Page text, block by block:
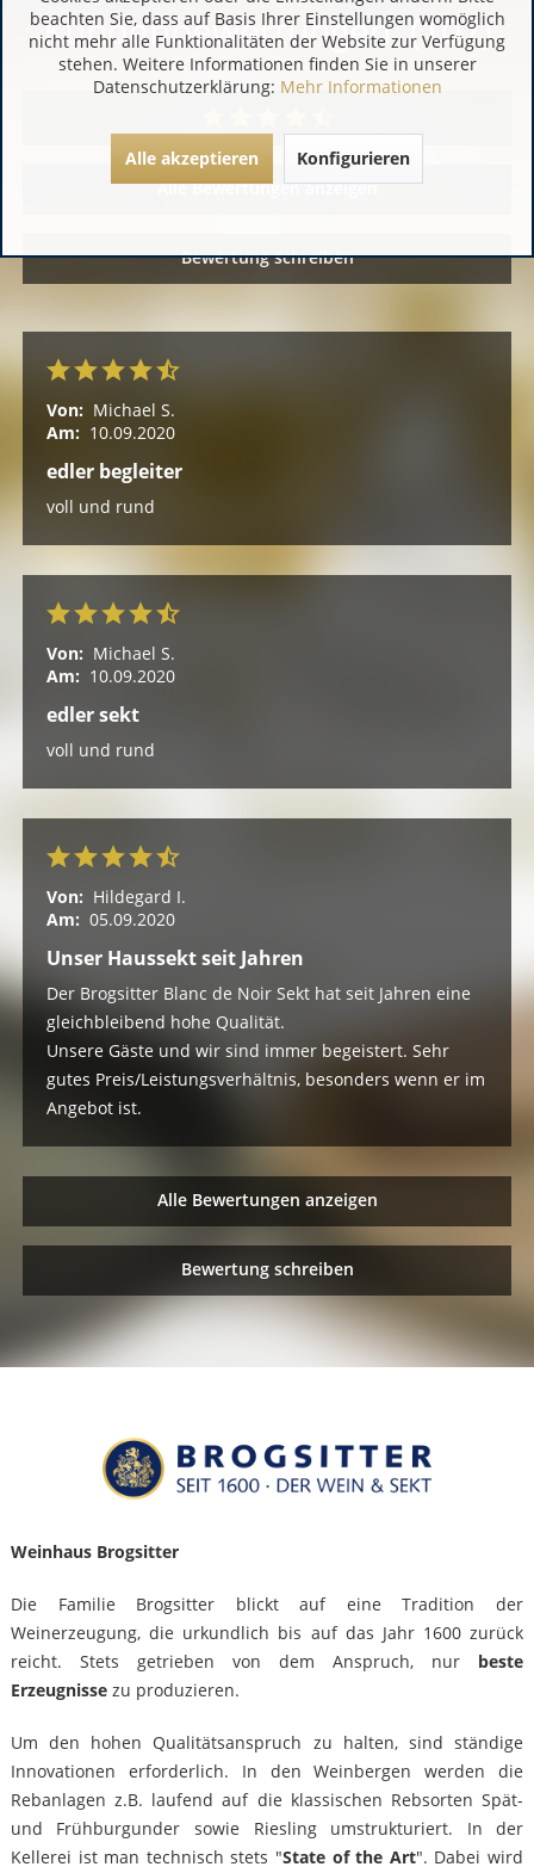
Kundenbewertungen (107)
Alle Bewertungen anzeigen
Bewertung schreiben
Von: Michael S.
Am: 10.09.2020
edler begleiter
voll und rund
Von: Michael S.
Am: 10.09.2020
edler sekt
voll und rund
Von: Hildegard I.
Am: 05.09.2020
Unser Haussekt seit Jahren
Der Brogsitter Blanc de Noir Sekt hat seit Jahren eine
gleichbleibend hohe Qualität.
Unsere Gäste und wir sind immer begeistert. Sehr
gutes Preis/Leistungsverhältnis, besonders wenn er im
Angebot ist.
Alle Bewertungen anzeigen
Bewertung schreiben
Weinhaus Brogsitter
Die Familie Brogsitter blickt auf eine Tradition der
Weinerzeugung, die urkundlich bis auf das Jahr 1600 zurück
reicht. Stets getrieben von dem Anspruch, nur beste
Erzeugnissezu produzieren.
Um den hohen Qualitätsanspruch zu halten, sind ständige
Innovationen erforderlich. In den Weinbergen werden die
Rebanlagen z.B. laufend auf die klassischen Rebsorten Spät-
und Frühburgunder sowie Riesling umstrukturiert. In der
Kellerei ist man technisch stets "State of the Art". Dabei wird
beachten Sie, dass auf Basis Ihrer Einstellungen womöglich
nicht mehr alle Funktionalitäten der Website zur Verfügung
stehen. Weitere Informationen finden Sie in unserer
Datenschutzerklärung: Mehr Informationen
Alle akzeptieren Konfigurieren